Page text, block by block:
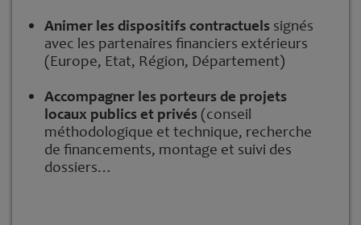
Animer les dispositifs contractuels signés
avec les partenaires financiers extérieurs
(Europe, Etat, Région, Département)
Accompagner les porteurs de projets
locaux publics et privés(conseil
méthodologique et technique, recherche
de financements, montage et suivi des
dossiers…